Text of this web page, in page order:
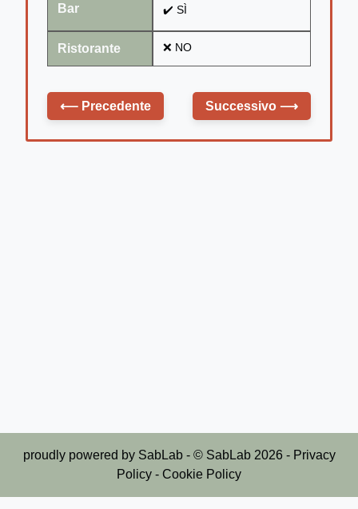
Bar ✔️ SÌ
Ristorante ❌ NO
⟵ Precedente Successivo ⟶
proudly powered by SabLab- © SabLab 2026- Privacy
Policy - Cookie Policy